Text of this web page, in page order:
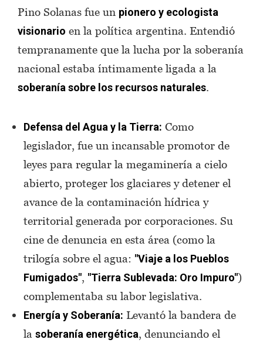
Pino Solanas fue un pionero y ecologista
visionario en la política argentina. Entendió
tempranamente que la lucha por la soberanía
nacional estaba íntimamente ligada a la
soberanía sobre los recursos naturales.
Defensa del Agua y la Tierra: Como
legislador, fue un incansable promotor de
leyes para regular la megaminería a cielo
abierto, proteger los glaciares y detener el
avance de la contaminación hídrica y
territorial generada por corporaciones. Su
cine de denuncia en esta área (como la
trilogía sobre el agua: "Viaje a los Pueblos
Fumigados", "Tierra Sublevada: Oro Impuro")
complementaba su labor legislativa.
Energía y Soberanía: Levantó la bandera de
la soberanía energética, denunciando el